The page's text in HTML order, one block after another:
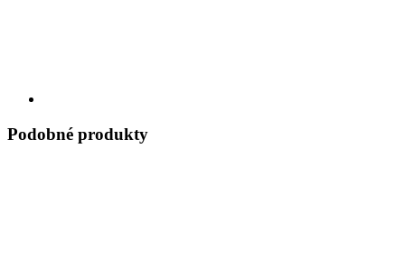
Podobné produkty